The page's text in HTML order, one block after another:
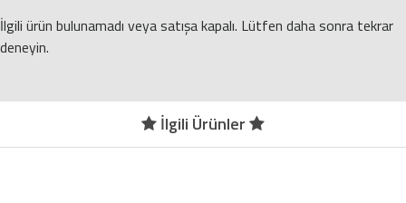
İlgili ürün bulunamadı veya satışa kapalı. Lütfen daha sonra tekrar
deneyin.
İlgili Ürünler